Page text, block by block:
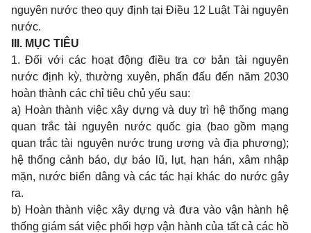
nguyên nước theo quy định tại Điều 12 Luật Tài nguyên
nước.
III. MỤC TIÊU
1. Đối với các hoạt động điều tra cơ bản tài nguyên
nước định kỳ, thường xuyên, phấn đấu đến năm 2030
hoàn thành các chỉ tiêu chủ yếu sau:
a) Hoàn thành việc xây dựng và duy trì hệ thống mạng
quan trắc tài nguyên nước quốc gia (bao gồm mạng
quan trắc tài nguyên nước trung ương và địa phương);
hệ thống cảnh báo, dự báo l ũ, lụt, hạn hán, xâm nhập
mặn, nước biển dâng và các tác hại khác do nước gây
ra.
b) Hoàn thành việc xây dựng và đưa vào vận hành hệ
thống giám sát việc phối hợp vận hành của tất cả các hồ